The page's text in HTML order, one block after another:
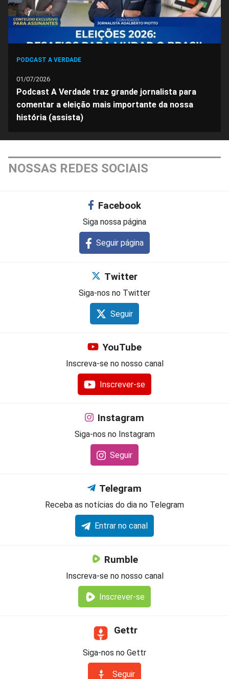
PODCAST A VERDADE
01/07/2026
Podcast A Verdade traz grande jornalista para
comentar a eleição mais importante da nossa
história (assista)
NOSSAS REDES SOCIAIS
Facebook
Siga nossa página
Seguir página
Twitter
Siga-nos no Twitter
Seguir
YouTube
Inscreva-se no nosso canal
Inscrever-se
Instagram
Siga-nos no Instagram
Seguir
Telegram
Receba as notícias do dia no Telegram
Entrar no canal
Rumble
Inscreva-se no nosso canal
Inscrever-se
Gettr
Siga-nos no Gettr
Seguir